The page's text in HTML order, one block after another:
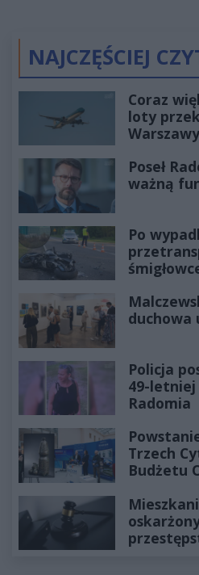
NAJCZĘŚCIEJ
Coraz
loty
Poseł
ważną
Po
duchowa
Policja
49-
Radomia
Trzech
Budżetu